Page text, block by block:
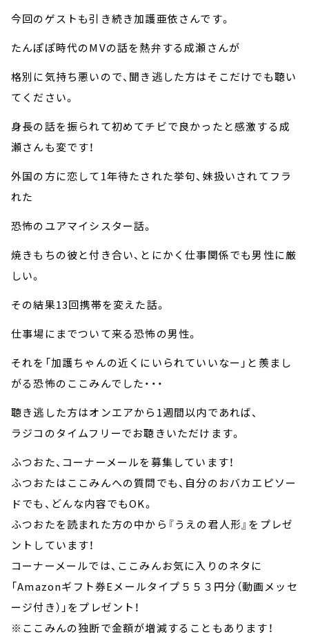
今回のゲストも引き続き加護亜依さんです。
たんぽぽ時代のMVの話を熱弁する成瀬さんが
格別に気持ち悪いので、聞き逃した方はそこだけでも聴い
てください。
身長の話を振られて初めてチビで良かったと感激する成
瀬さんも変です！
外国の方に恋して1年待たされた挙句、妹扱いされてフラ
れた
恐怖のユアマイシスター話。
焼きもちの彼と付き合い、とにかく仕事関係でも男性に厳
しい。
その結果13回携帯を変えた話。
仕事場にまでついて来る恐怖の男性。
それを「加護ちゃんの近くにいられていいなー」と羨まし
がる恐怖のここみんでした・・・
聴き逃した方はオンエアから1週間以内であれば、
ラジコのタイムフリーでお聴きいただけます。
ふつおた、コーナーメールを募集しています！
ふつおたはここみんへの質問でも、自分のおバカエピソー
ドでも、どんな内容でもOK。
ふつおたを読まれた方の中から『うえの君人形』をプレゼ
ントしています！
コーナーメールでは、ここみんお気に入りのネタに
「Amazonギフト券Eメールタイプ５５３円分（動画メッセ
ージ付き）」をプレゼント！
※ここみんの独断で金額が増減することもあります！